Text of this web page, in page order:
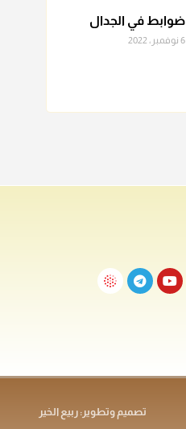
ضوابط في الجدال
6 نوفمبر، 2022
تصميم وتطوير: ربيع الخير